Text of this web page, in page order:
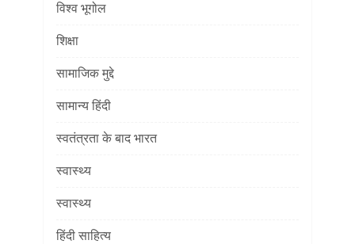
विश्व भूगोल
शिक्षा
सामाजिक मुद्दे
सामान्य हिंदी
स्वतंत्रता के बाद भारत
स्वास्थ्य
स्वास्थ्य
हिंदी साहित्य